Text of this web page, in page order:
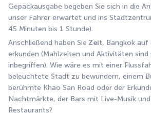
Gepäckausgabe begeben Sie sich in die
unser Fahrer erwartet und ins
45 Minuten bis 1 Stunde).
Anschließend haben Sie Zeit, Bangkok auf
erkunden (Mahlzeiten und Aktivitäten sind
inbegriffen). Wie wäre es mit einer
beleuchtete Stadt zu bewundern, einem
berühmte Khao San Road oder der
Nachtmärkte, der Bars mit Live-Musik
Restaurants?